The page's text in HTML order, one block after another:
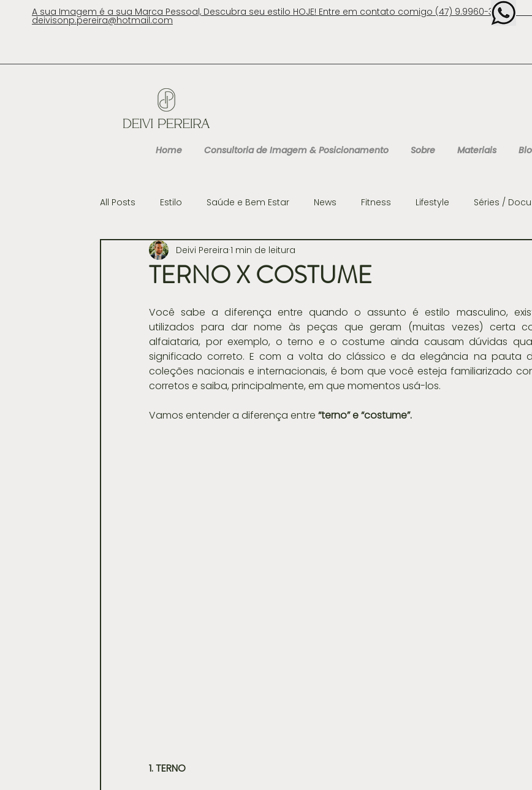
A sua Imagem é a sua Marca Pessoal, Descubra seu estilo HOJE! Entre em contato comigo (47) 9.9960-3131
deivisonp.pereira@hotmail.com
Home Consultoria de Imagem & Posicionamento Sobre Materiais
All Posts Estilo Saúde e Bem Estar News Fitness Lifestyle Séries /
Cultura Gastronomia e Viagens
TERNO X COSTUME
Deivi Pereira 1 min de leitura
Você sabe a diferença entre quando o assunto é estilo masculino,
utilizados para dar nome às peças que geram (muitas vezes) certa
alfaiataria, por exemplo, o terno e o costume ainda causam dúvidas
significado correto. E com a volta do clássico e da elegância na pauta
coleções nacionais e internacionais, é bom que você esteja familiarizado
corretos e saiba, principalmente, em que momentos usá-los.
Vamos entender a diferença entre “terno” e “costume”.
1. TERNO